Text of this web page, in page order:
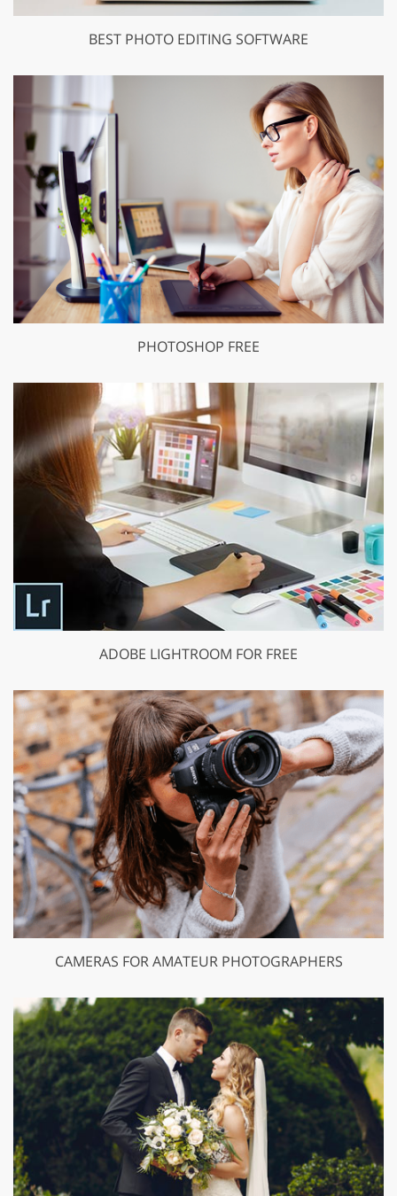
BEST PHOTO EDITING SOFTWARE
PHOTOSHOP FREE
ADOBE LIGHTROOM FOR FREE
CAMERAS FOR AMATEUR PHOTOGRAPHERS